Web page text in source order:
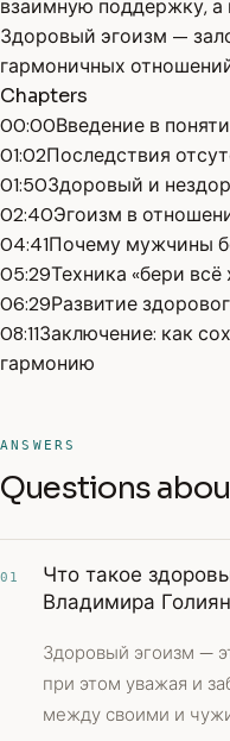
взаимную поддержку, а
Здоровый эгоизм —
гармоничных
Chapters
00:00Введение в
01:02Последствия
01:50Здоровый и
02:40Эгоизм в
04:41Почему мужчины
05:29Техника «бери
06:29Развитие
08:11Заключение: как
гармонию
ANSWERS
Questions
01
Что такое
Владимира
Здоровый эгоизм —
при этом уважая и
между своими и